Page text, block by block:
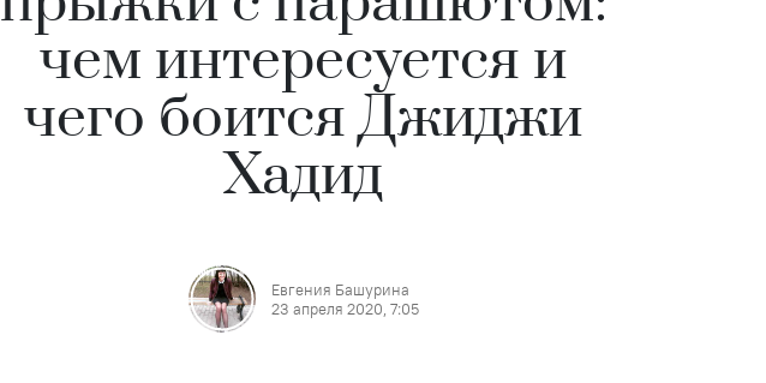
чем интересуется и
чего боится Джиджи
Хадид
Евгения Башурина
23 апреля 2020, 7:05